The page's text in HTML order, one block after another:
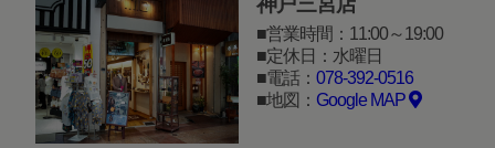
営業時間：11:00～19:00
定休日：水曜日
電話： 078-392-0516
地図： Google MAP